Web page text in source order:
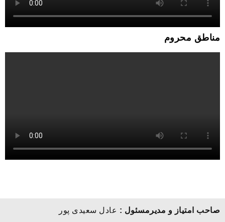
مناطق محروم
صاحب امتیاز و مدیرمسئول : عادل سعیدی پور